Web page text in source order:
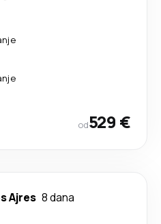
od529 €
Ajres 8 dana